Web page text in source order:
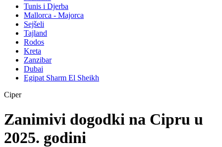
Tunis i Djerba
Mallorca - Majorca
Sejšeli
Tajland
Rodos
Kreta
Zanzibar
Dubai
Egipat Sharm El Sheikh
Ciper
Zanimivi dogodki na Cipru u
2025. godini